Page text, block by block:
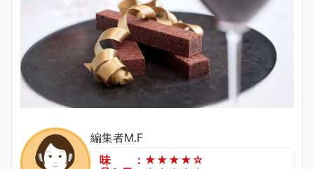
編集者M.F
味 ：★★★★☆